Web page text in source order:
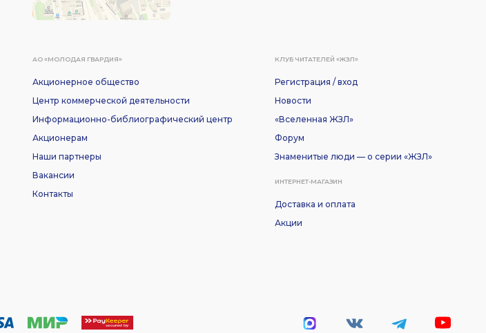
АО «МОЛОДАЯ ГВАРДИЯ»
Акционерное общество
Центр коммерческой деятельности
Информационно-библиографический центр
Акционерам
Наши партнеры
Вакансии
Контакты
КЛУБ ЧИТАТЕЛЕЙ «ЖЗЛ»
Регистрация / вход
Новости
«Вселенная ЖЗЛ»
Форум
Знаменитые люди — о серии «ЖЗЛ»
ИНТЕРНЕТ-МАГАЗИН
Доставка и оплата
Акции